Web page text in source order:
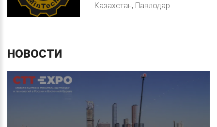
Казахстан, Павлодар
НОВОСТИ